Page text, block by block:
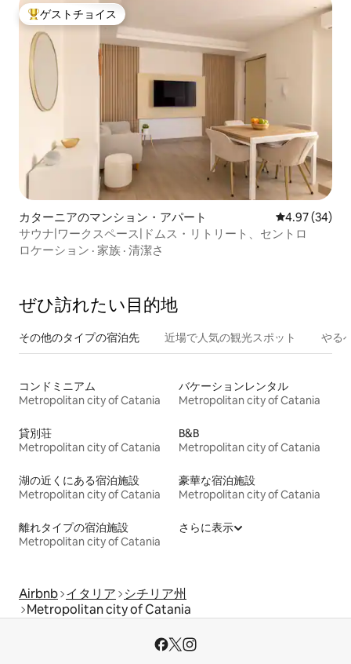
大好評のゲストチョイスです。
ゲストチョイス
カターニアのマンション・アパート レビュー34
4.97 (34)
サウナ|ワークスペース|ドムス・リトリート、セントロ
ロケーション · 家族 · 清潔さ
ぜひ訪⁠れ⁠た⁠い目⁠的⁠地
その他のタ⁠イ⁠プ⁠の宿⁠泊⁠先 近場で人気の観光スポット やる
コンドミニアム
Metropolitan city of Catania
バケーションレンタル
Metropolitan city of Catania
貸別荘
Metropolitan city of Catania
B&B
Metropolitan city of Catania
湖の近くにある宿泊施設
Metropolitan city of Catania
豪華な宿泊施設
Metropolitan city of Catania
離れタイプの宿泊施設
Metropolitan city of Catania
さらに表示
Airbnb イタリア
シチリア州
Metropolitan city of Catania